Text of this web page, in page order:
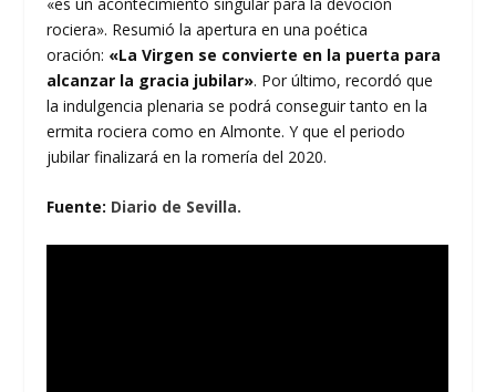
rociera». Resumió la apertura en una poética
oración: «La Virgen se convierte en la puerta para
alcanzar la gracia jubilar». Por último, recordó que
la indulgencia plenaria se podrá conseguir tanto en la
ermita rociera como en Almonte. Y que el periodo
jubilar finalizará en la romería del 2020.
Fuente: Diario de Sevilla.